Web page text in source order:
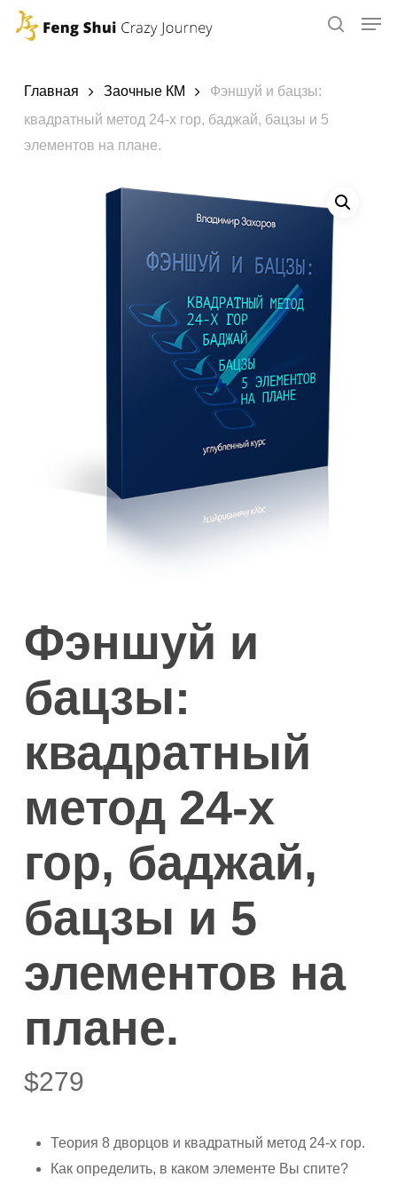
Skip
contentГлавная Заочные КМ
Фэншуй и бацзы:
квадратный метод 24-х гор, баджай, бацзы и 5
элементов на плане.
Фэншуй и
бацзы:
квадратный
метод 24-х
гор, баджай,
бацзы и 5
элементов на
плане.
$279
Теория 8 дворцов и квадратный метод 24-х гор.
Как определить, в каком элементе Вы спите?